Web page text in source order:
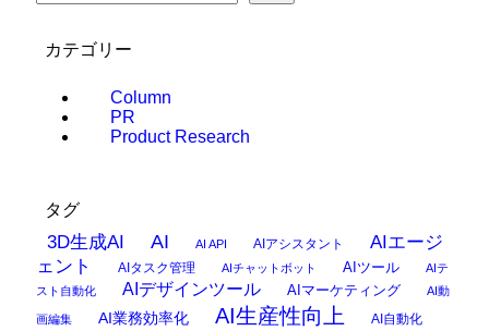
カテゴリー
Column
PR
Product Research
タグ
3D生成AI AI AI API AIアシスタント
AIエージ
ェント
AIタスク管理 AIチャットボット AIツール
AIテ
スト自動化
AIデザインツール AIマーケティング AI動
画編集 AI業務効率化 AI生産性向上 AI自動化